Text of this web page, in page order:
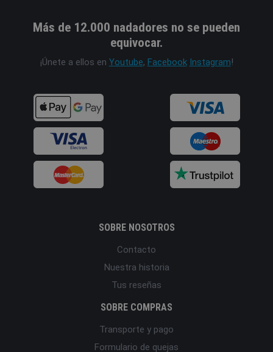
Más de 12.000 nadadores no se pueden
equivocar.
¡Únete a ellos en Youtube, Facebook Instagram!
SOBRE NOSOTROS
Contacto
Nuestra historia
Tus reseñas
SOBRE COMPRAS
Transporte y pago
Formulario de quejas